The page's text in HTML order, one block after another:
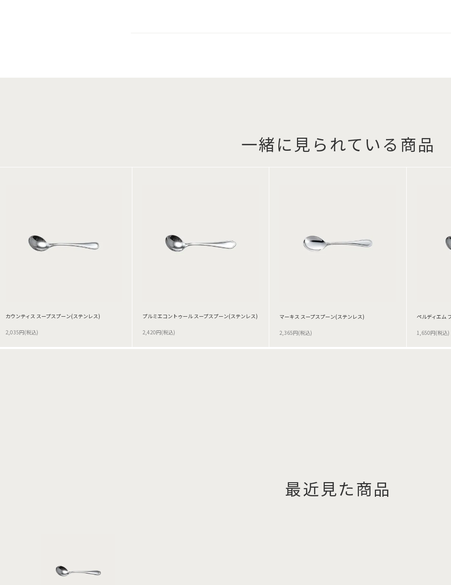
一緒に見られている商品
カウンティス スープスプーン(ステンレス)
2,035円(税込)
プルミエコントゥール スープスプーン(ステンレス)
2,420円(税込)
マーキス スープスプーン(ステンレス)
2,365円(税込)
ペルディエム
1,650円(税込)
最近見た商品